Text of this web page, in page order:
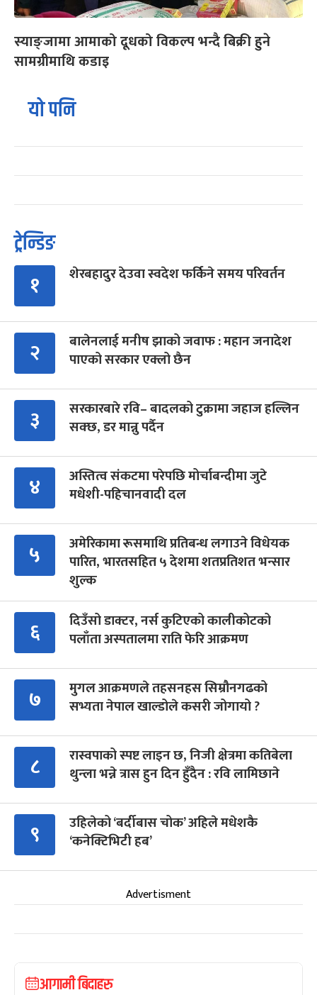
स्याङ्जामा आमाको दूधको विकल्प भन्दै बिक्री हुने
सामग्रीमाथि कडाइ
यो पनि
ट्रेन्डिङ
१ शेरबहादुर देउवा स्वदेश फर्किने समय परिवर्तन
२
बालेनलाई मनीष झाको जवाफ : महान जनादेश
पाएको सरकार एक्लो छैन
३
सरकारबारे रवि– बादलको टुक्रामा जहाज हल्लिन
सक्छ, डर मान्नु पर्दैन
४
अस्तित्व संकटमा परेपछि मोर्चाबन्दीमा जुटे
मधेशी-पहिचानवादी दल
५
अमेरिकामा रूसमाथि प्रतिबन्ध लगाउने विधेयक
पारित, भारतसहित ५ देशमा शतप्रतिशत भन्सार
शुल्क
६
दिउँसो डाक्टर, नर्स कुटिएको कालीकोटको
पलाँता अस्पतालमा राति फेरि आक्रमण
७
मुगल आक्रमणले तहसनहस सिम्रौनगढको
सभ्यता नेपाल खाल्डोले कसरी जोगायो ?
८
रास्वपाको स्पष्ट लाइन छ, निजी क्षेत्रमा कतिबेला
थुन्ला भन्ने त्रास हुन दिन हुँदैन : रवि लामिछाने
९
उहिलेको ‘बर्दीबास चोक’ अहिले मधेशकै
‘कनेक्टिभिटी हब’
Advertisment
आगामी बिदाहरु